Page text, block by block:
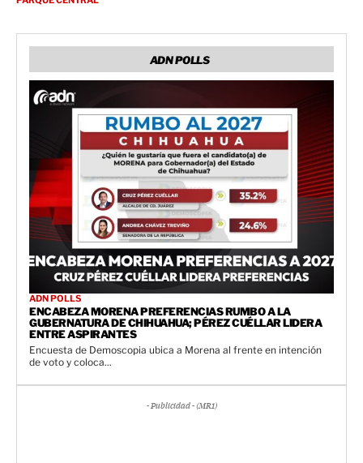
ADN POLLS
ADN POLLS
ENCABEZA MORENA PREFERENCIAS RUMBO A LA
GUBERNATURA DE CHIHUAHUA; PÉREZ CUÉLLAR LIDERA
ENTRE ASPIRANTES
Encuesta de Demoscopia ubica a Morena al frente en intención
de voto y coloca...
- Publicidad - (MR1)